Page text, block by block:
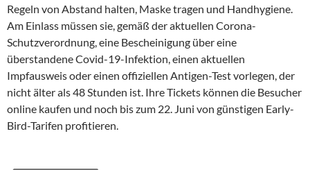
Regeln von Abstand halten, Maske tragen und Handhygiene.
Am Einlass müssen sie, gemäß der aktuellen Corona-
Schutzverordnung, eine Bescheinigung über eine
überstandene Covid-19-Infektion, einen aktuellen
Impfausweis oder einen offiziellen Antigen-Test vorlegen, der
nicht älter als 48 Stunden ist. Ihre Tickets können die Besucher
online kaufen und noch bis zum 22. Juni von günstigen Early-
Bird-Tarifen profitieren.